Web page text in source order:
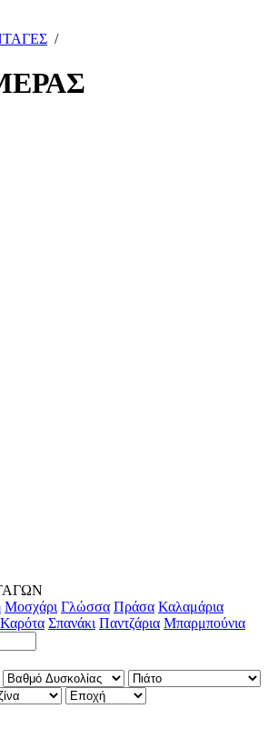
/
Μοσχάρι Γλώσσα Πράσα Καλαμάρια
Καρότα Σπανάκι Παντζάρια Μπαρμπούνια